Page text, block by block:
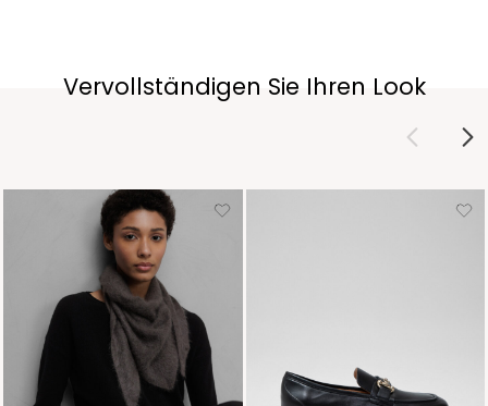
Vervollständigen Sie Ihren Look